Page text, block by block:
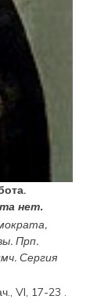
нет.
,
. Прп.
Сергия
VI, 17-23 .